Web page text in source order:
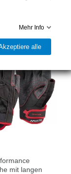
mit langen
Mehr Info
alle